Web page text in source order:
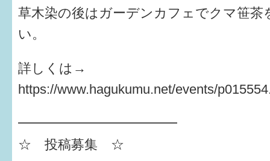
草木染の後はガーデンカフェでクマ笹茶
い。
詳しくは→
https://www.hagukumu.net/events/
━━━━━━━━━━━━
☆ 投稿募集 ☆